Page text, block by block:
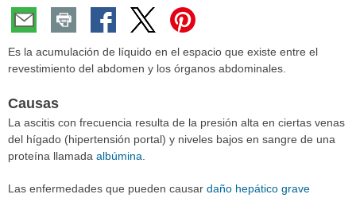
Es la acumulación de líquido en el espacio que existe entre el
revestimiento del abdomen y los órganos abdominales.
Causas
La ascitis con frecuencia resulta de la presión alta en ciertas venas
del hígado (hipertensión portal) y niveles bajos en sangre de una
proteína llamada albúmina.
Las enfermedades que pueden causar daño hepático grave